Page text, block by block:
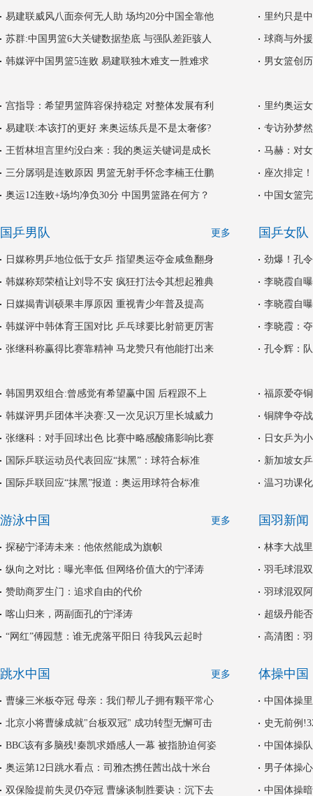
易建联威风八面奈何无人助 场均20分中国全靠他
苏群:中国男篮6大关键数据垫底 与强队差距骇人
韩媒评中国男篮5连败 易建联独木难支一胜难求
宫指导：希望男篮阵容保持稳定 对整体发展有利
易建联:本该打的更好 来奥运练兵是不是太奢侈?
王哲林坦言里约没白来：我的奥运关键词是成长
三分孱弱是连败原因 男篮无射手怀念李楠王仕鹏
奥运12连败+场均净负30分 中国男篮路在何方？
国乒男队 更多
日媒称男乒地位低于女乒 指望奥运夺金咸鱼翻身
韩媒称郑荣植让刘导不安 疯狂打法令其想起雅典
日媒揭青训硕果丰厚原因 重视青少年普及提高
韩媒评中韩体育王国对比 乒乓球要比射箭更厉害
张继科称赢得比赛靠精神 马龙赞只有他能打出来
韩国男双组合:曾感觉有希望赢中国 后程跟不上
韩媒评男乒团体半决赛:又一次见识万里长城威力
张继科：对手回球出色 比赛中略感酸痛影响比赛
国际乒联运动员代表回应“抹黑”：球符合标准
国际乒联回应“抹黑”报道：奥运用球符合标准
游泳中国 更多
探秘宁泽涛未来：他依然能成为旗帜
纵向之对比：曝光率低 但网络价值大的宁泽涛
赞助商罗生门：追求自由的代价
喀山归来，两副面孔的宁泽涛
“网红”傅园慧：谁无虎落平阳日 待我风云起时
跳水中国 更多
曹缘三米板夺冠 母亲：我们帮儿子拥有颗平常心
北京小将曹缘成就"台板双冠" 成功转型无懈可击
BBC该有多脑残!秦凯求婚感人一幕 被指胁迫何姿
奥运第12日跳水看点：司雅杰携任茜出战十米台
双保险提前失灵仍夺冠 曹缘谈制胜要诀：沉下去
里约只是
球商与外
男女篮创
里约奥运
专访孙梦
马赫：对
座次排定
中国女篮
国乒女队
劲爆！孔
李晓霞自
李晓霞自
李晓霞：
孔令辉：
福原爱夺
铜牌争夺
日女乒为
新加坡女
温习功课
国羽新闻
林李大战
羽毛球混
羽球混双
超级丹能
高清图：
体操中国
中国体操
史无前例
中国体操
男子体操
中国体操